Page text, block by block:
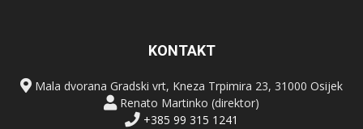
KONTAKT
Mala dvorana Gradski vrt, Kneza Trpimira 23, 31000 Osijek
Renato Martinko (direktor)
+385 99 315 1241